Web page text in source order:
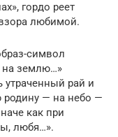
гордо реет
любимой.
символ
на землю…»
утраченный рай и
родину — на небо —
как при
любя…».